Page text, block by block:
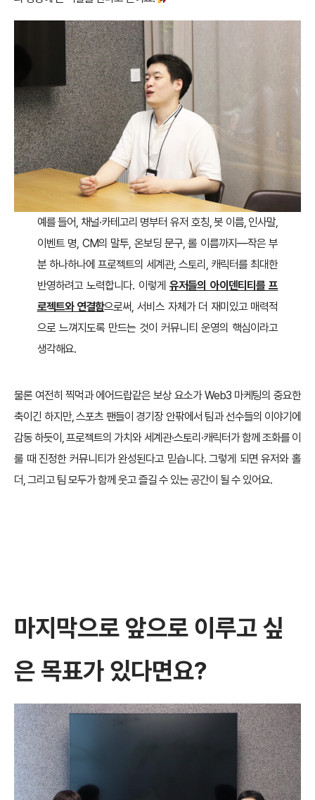
예를 들어, 채널·카테고리 명부터 유저 호칭, 봇 이름, 인사말,
이벤트 명, CM의 말투, 온보딩 문구, 롤 이름까지—작은 부
분 하나하나에 프로젝트의 세계관, 스토리, 캐릭터를 최대한
반영하려고 노력합니다. 이렇게유저들의 아이덴티티를 프
로젝트와 연결함으로써, 서비스 자체가 더 재미있고 매력적
으로 느껴지도록 만드는 것이 커뮤니티 운영의 핵심이라고
생각해요.
물론 여전히 찍먹과 에어드랍같은 보상 요소가 Web3 마케팅의 중요한
축이긴 하지만, 스포츠 팬들이 경기장 안팎에서 팀과 선수들의 이야기에
감동 하듯이, 프로젝트의 가치와 세계관·스토리·캐릭터가 함께 조화를 이
룰 때 진정한 커뮤니티가 완성된다고 믿습니다. 그렇게 되면 유저와 홀
더, 그리고 팀 모두가 함께 웃고 즐길 수 있는 공간이 될 수 있어요.
마지막으로 앞으로 이루고 싶
은 목표가 있다면요?